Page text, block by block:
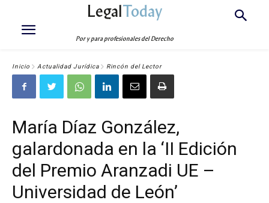
LegalToday
Por y para profesionales del Derecho
Inicio Actualidad Jurídica Rincón del Lector
María Díaz González,
galardonada en la ‘II Edición
del Premio Aranzadi UE –
Universidad de León’